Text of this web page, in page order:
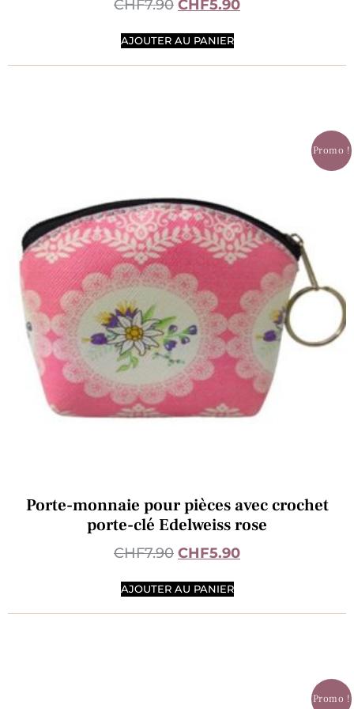
CHF7.90 CHF5.90
AJOUTER AU PANIER
Promo !
Porte-monnaie pour pièces avec crochet
porte-clé Edelweiss rose
CHF7.90 CHF5.90
AJOUTER AU PANIER
Promo !